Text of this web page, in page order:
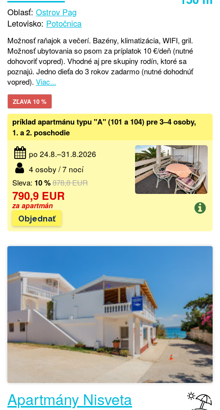
Oblasť: Ostrov Pag
Letovisko: Potočnica
Možnosť raňajok a večerí. Bazény, klimatizácia, WIFI, gril.
Možnosť ubytovania so psom za príplatok 10 €/deň (nutné
dohovoriť vopred). Vhodné aj pre skupiny rodín, ktoré sa
poznajú. Jedno dieťa do 3 rokov zadarmo (nutné dohodnúť
vopred). Viac...
ZĽAVA 10 %
príklad apartmánu typu "A" (101 a 104) pre 3–4 osoby,
1. a 2. poschodie
po 24.8.–31.8.2026
4 osoby / 7 nocí
Sleva: 10 %878,8 EUR
790,9 EUR
za apartmán
Objednať
Apartmány Nisveta